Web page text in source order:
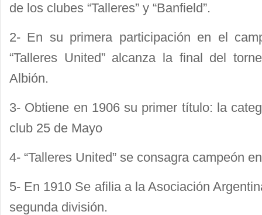
de los clubes “Talleres” y “Banfield”.
2- En su primera participación en el
“Talleres United” alcanza la final del
Albión.
3- Obtiene en 1906 su primer título: la
club 25 de Mayo
4- “Talleres United” se consagra campeón
5- En 1910 Se afilia a la Asociación
segunda división.